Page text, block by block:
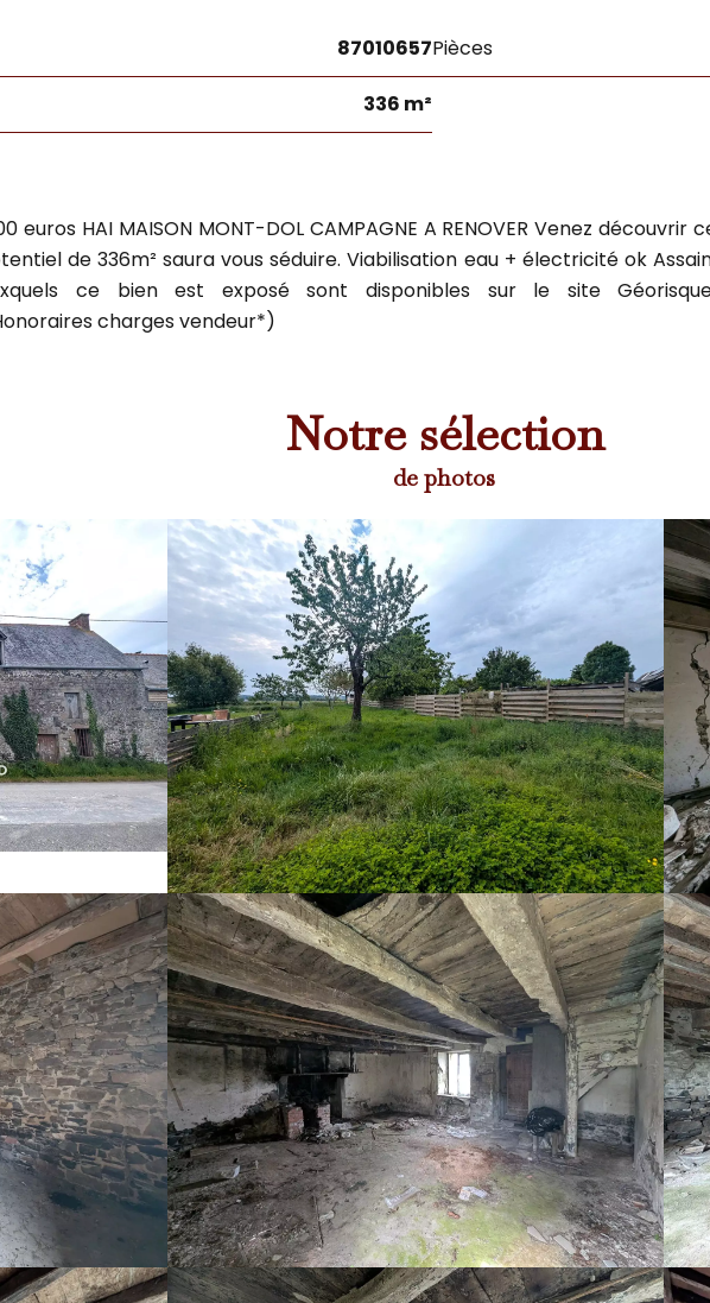
87010657Pièces
336 m²
euros HAI MAISON MONT-DOL CAMPAGNE A RENOVER Venez
de 336m² saura vous séduire. Viabilisation eau + électricité ok
ce bien est exposé sont disponibles sur le site
charges vendeur*)
Notre sélection
de photos